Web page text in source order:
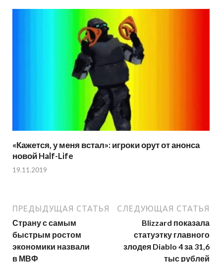
«Кажется, у меня встал»: игроки орут от анонса
новой Half-Life
19.11.2019
ПРЕДЫДУЩАЯ СТАТЬЯ
Страну с самым
быстрым ростом
экономики назвали
в МВФ
СЛЕДУЮЩАЯ СТАТЬЯ
Blizzard показала
статуэтку главного
злодея Diablo 4 за 31,6
тыс рублей